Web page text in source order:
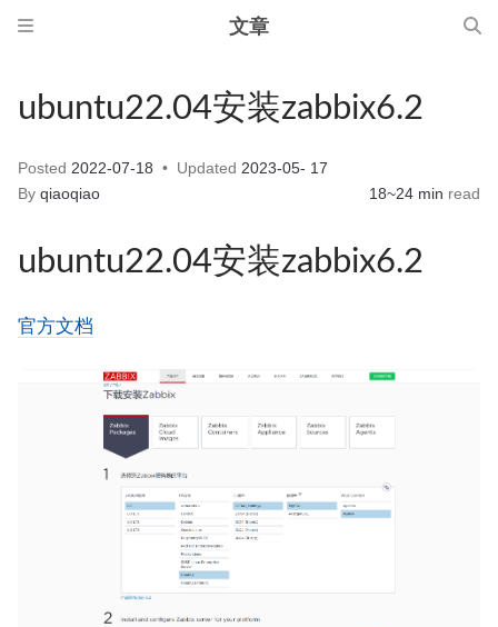
文章
ubuntu22.04安装zabbix6.2
Posted 2022-07-18 Updated 2023-05- 17
By qiaoqiao 18~24 min read
ubuntu22.04安装zabbix6.2
官方文档